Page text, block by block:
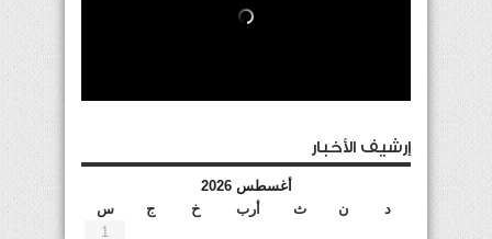
إرشيف الأخبار
أغسطس 2026
د
ن ث أرب خ ج
س
1